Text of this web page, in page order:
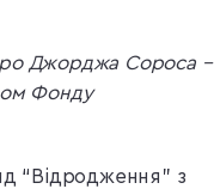
Джорджа Сороса –
Фонду
“Відродження” з